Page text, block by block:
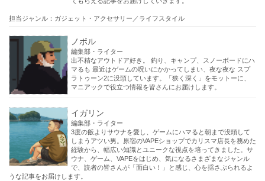
担当ジャンル：ガジェット・アクセサリー／ライフスタイル
ノボル
編集部・ライター
出不精なアウトドア好き。 釣り、キャンプ、スノーボードにハ
マるも 最近はゲームの呪いにかかってしまい、夜な夜な スプ
ラトゥーン2に没頭しています。「狭く深く」をモットーに、
マニアックで役立つ情報を皆さんにお届けします。
イガリン
編集部・ライター
3度の飯よりサウナを愛し、ゲームにハマると朝まで没頭して
しまうアツい男。原宿のVAPEショップでカリスマ店長を務めた
経験から、幅広い知識とユニークな視点を培ってきました。サ
ウナ、ゲーム、VAPEをはじめ、気になるさまざまなジャンル
で、読者の皆さんが「面白い！」と感じ、心を揺さぶられるよ
うな記事をお届けします。